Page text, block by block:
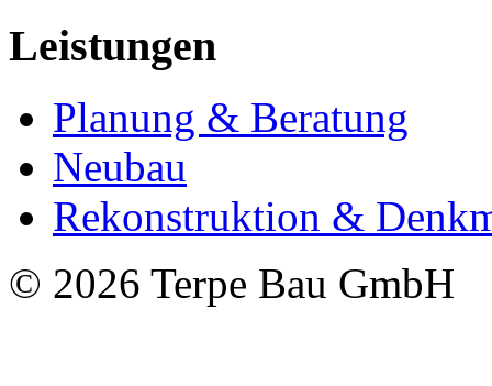
Leistungen
Planung & Beratung
Neubau
Rekonstruktion &
© 2026 Terpe Bau GmbH